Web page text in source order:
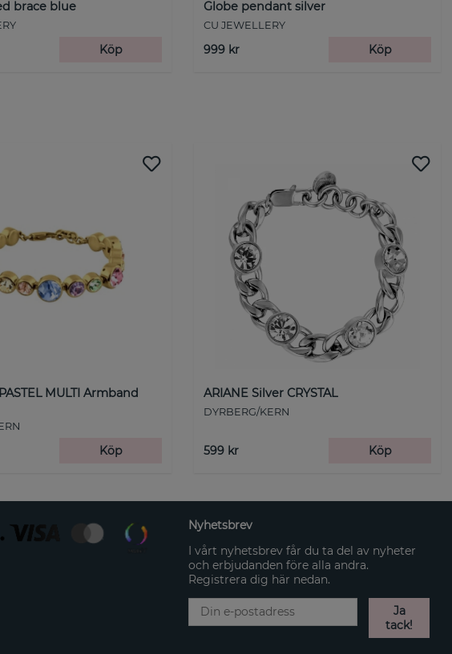
brace blue
Köp
Globe pendant silver
CU JEWELLERY
999 kr Köp
MULTI Armband
Köp
ARIANE Silver CRYSTAL
DYRBERG/KERN
599 kr Köp
Nyhetsbrev
I vårt nyhetsbrev får du ta del av nyheter
och erbjudanden före alla andra.
Registrera dig här nedan.
Ja
tack!